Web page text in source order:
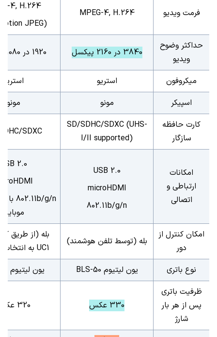
فرمت ویدیو MPEG-4, H.264
4, H.264
JPEG)
حداکثر وضوح
ویدیو
3840 در 2160 پیکسل 1920 در 1080 پیکسل
میکروفون استریو
استریو
اسپیکر
مونو
مونو
کارت حافظه
سازگار
SD/SDHC/SDXC (UHS-
I/II supported)
SDXC
امکانات
ارتباطی و
اتصالی
USB 2.0
microHDMI
802.11b/g/n
USB 2.0
802.11b/g/n با
موبایل
امکان کنترل از
دور
بله (توسط تلفن هوشمند)
بله (از طریق
UC1 به انتخاب
نوع باتری
یون لیتیوم BLS-50 یون لیتیوم
ظرفیت باتری
پس از هر بار
شارژ
330 عکس 320 عکس